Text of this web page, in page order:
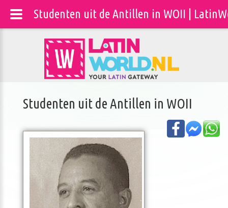
Studenten uit de Antillen in WOII
Studenten uit de Antillen in WOII |